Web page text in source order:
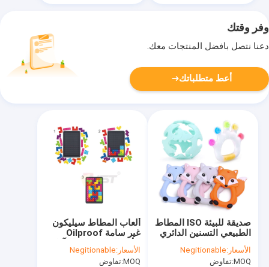
وفر وقتك
دعنا نتصل بأفضل المنتجات معك.
أعط متطلباتك
ألعاب المطاط سيليكون
غير سامة Oilproof
للأطفال المضادة للتآكل
الأسعار:Negitionable
MOQ: تفاوض
صديقة للبيئة ISO المطاط
الطبيعي التسنين الدائري
اللعب ارتداء مقاومة
الأسعار:Negitionable
MOQ: تفاوض